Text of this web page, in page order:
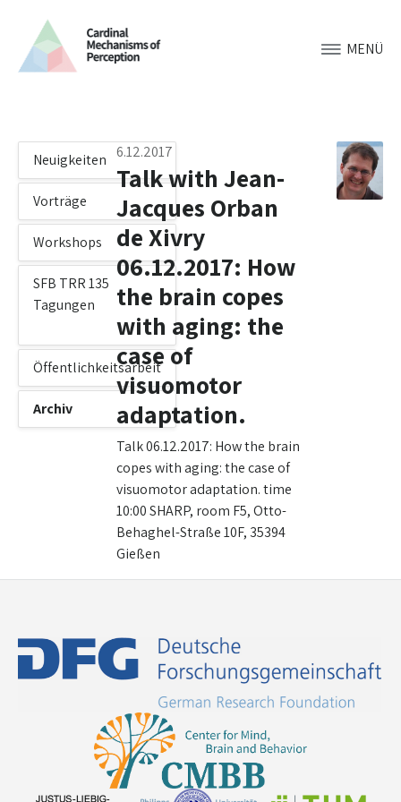
MENÜ
Neuigkeiten
Vorträge
Workshops
SFB TRR 135
Tagungen
Öffentlichkeitsarbeit
Archiv
6.12.2017
Talk with Jean-
Jacques Orban
de Xivry
06.12.2017: How
the brain copes
with aging: the
case of
visuomotor
adaptation.
Talk 06.12.2017: How the brain
copes with aging: the case of
visuomotor adaptation. time
10:00 SHARP, room F5, Otto-
Behaghel-Straße 10F, 35394
Gießen